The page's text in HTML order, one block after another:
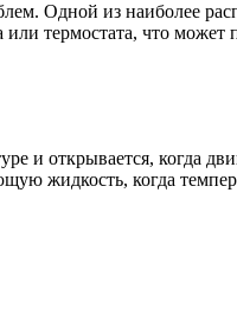
Одной из наиболее
термостата, что
и открывается, когда
жидкость, когда